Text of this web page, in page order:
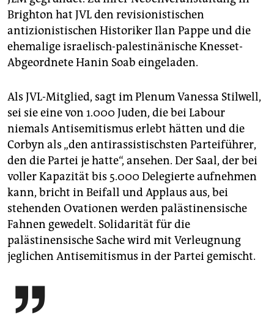
Brighton hat JVL den revisionistischen
antizionistischen Historiker Ilan Pappe und die
ehemalige israelisch-palestinänische Knesset-
Abgeordnete Hanin Soab eingeladen.
Als JVL-Mitglied, sagt im Plenum Vanessa Stilwell,
sei sie eine von 1.000 Juden, die bei Labour
niemals Antisemitismus erlebt hätten und die
Corbyn als „den antirassistischsten Parteiführer,
den die Partei je hatte“, ansehen. Der Saal, der bei
voller Kapazität bis 5.000 Delegierte aufnehmen
kann, bricht in Beifall und Applaus aus, bei
stehenden Ovationen werden palästinensische
Fahnen gewedelt. Solidarität für die
palästinensische Sache wird mit Verleugnung
jeglichen Antisemitismus in der Partei gemischt.
